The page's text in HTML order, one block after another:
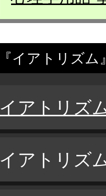
『イアトリズ
イアトリズ
イアトリズ